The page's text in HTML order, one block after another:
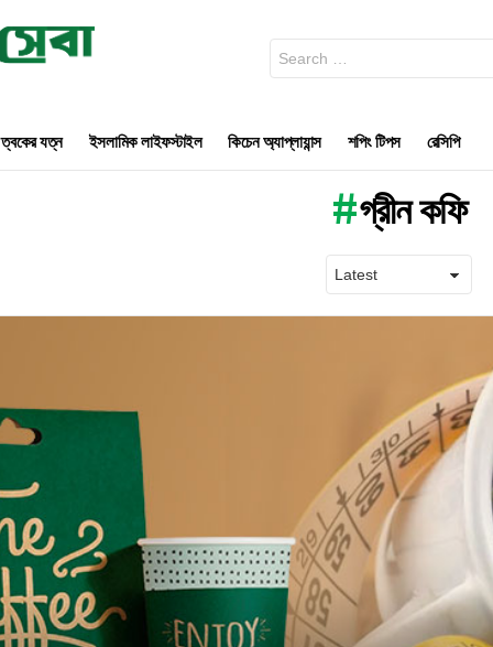
for:
ত্বকের যত্ন ইসলামিক লাইফস্টাইল কিচেন অ্যাপ্লায়ান্স শপিং টিপস রেসিপি
গ্রীন কফি
stories